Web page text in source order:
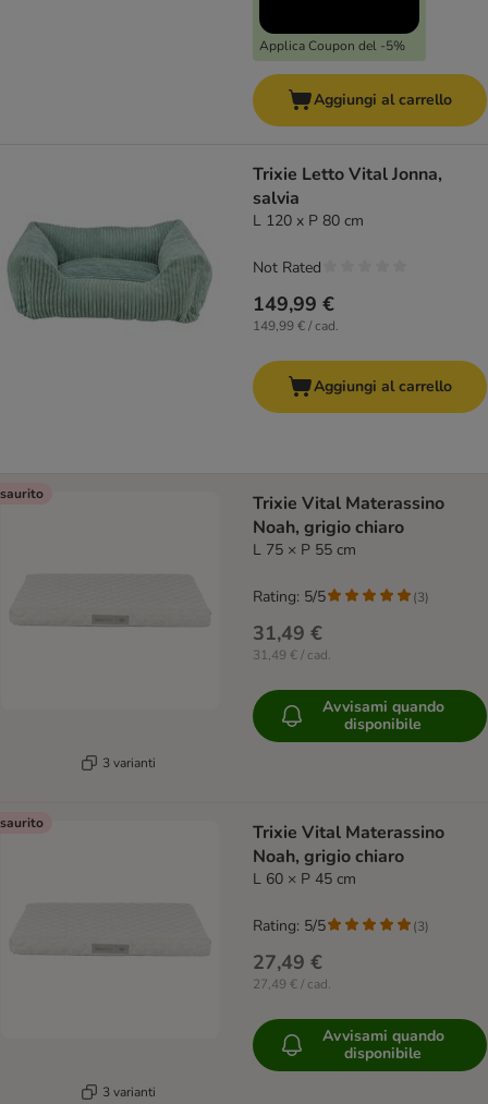
Applica Coupon del -5%
Aggiungi al carrello
Trixie Letto Vital Jonna,
salvia
L 120 x P 80 cm
149,99 €
149,99 € / cad.
Not Rated
Aggiungi al carrello
3 varianti
Trixie Vital Materassino
Noah, grigio chiaro
L 75 × P 55 cm
31,49 €
31,49 € / cad.
Rating: 5/5 (3)
Avvisami quando
disponibile
3 varianti
Trixie Vital Materassino
Noah, grigio chiaro
L 60 × P 45 cm
27,49 €
27,49 € / cad.
Rating: 5/5 (3)
Avvisami quando
disponibile